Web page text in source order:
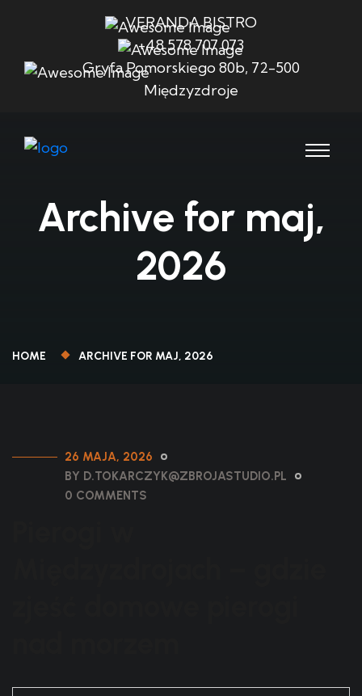
VERANDA BISTRO
+48 578 707 073
Gryfa Pomorskiego 80b, 72-500
Międzyzdroje
Archive for maj,
2026
HOME ARCHIVE FOR MAJ, 2026
26 MAJA, 2026
BY D.TOKARCZYK@ZBROJASTUDIO.PL
0 COMMENTS